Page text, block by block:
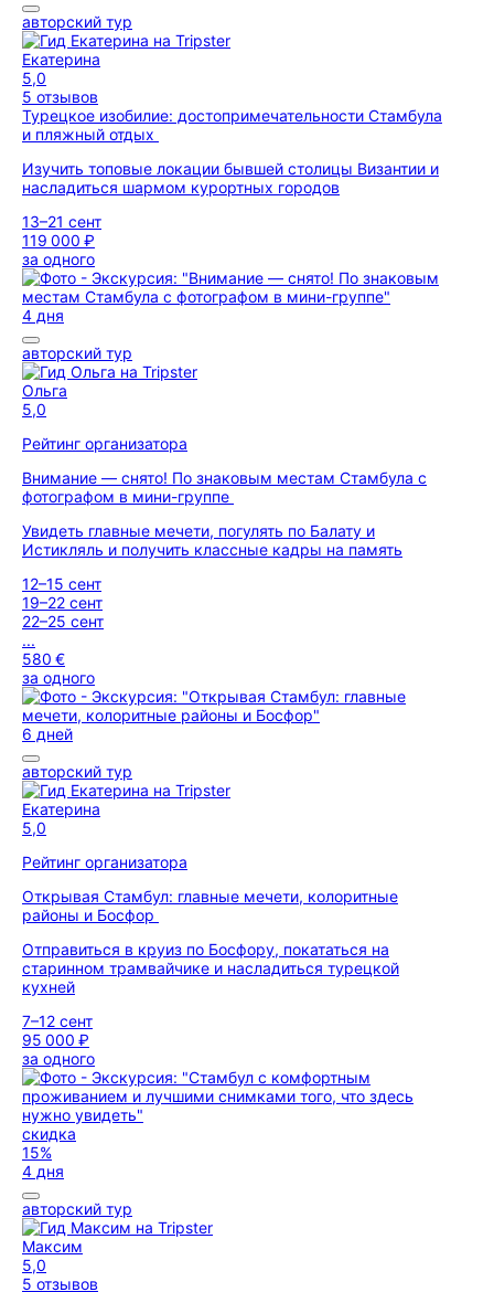
авторский тур
Екатерина
5,0
5 отзывов
Турецкое изобилие: достопримечательности Стамбула
и пляжный отдых
Изучить топовые локации бывшей столицы Византии и
насладиться шармом курортных городов
13–21 сент
119 000 ₽
за одного
4 дня
авторский тур
Ольга
5,0
Рейтинг организатора
Внимание — снято! По знаковым местам Стамбула с
фотографом в мини-группе
Увидеть главные мечети, погулять по Балату и
Истикляль и получить классные кадры на память
12–15 сент
19–22 сент
22–25 сент
...
580 €
за одного
6 дней
авторский тур
Екатерина
5,0
Рейтинг организатора
Открывая Стамбул: главные мечети, колоритные
районы и Босфор
Отправиться в круиз по Босфору, покататься на
старинном трамвайчике и насладиться турецкой
кухней
7–12 сент
95 000 ₽
за одного
скидка
15%
4 дня
авторский тур
Максим
5,0
5 отзывов